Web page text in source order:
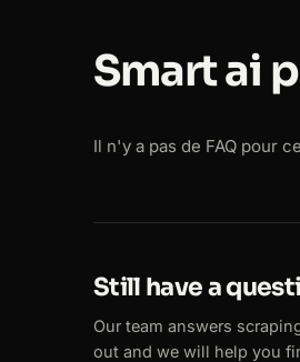
Smart ai
Il n'y a pas de FAQ pour
Still have a
Our team answers
out and we will help you